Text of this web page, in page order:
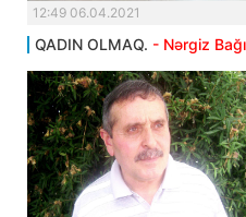
12:49 06.04.2021
QADIN OLMAQ. - Nərgiz